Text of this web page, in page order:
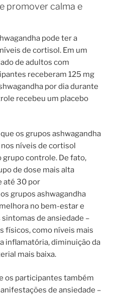
promover calma e
pode ter a
de cortisol. Em um
de adultos com
receberam 125 mg
por dia durante
recebeu um placebo
os grupos ashwagandha
níveis de cortisol
grupo controle. De fato,
de dose mais alta
até 30 por
grupos ashwagandha
no bem-estar e
de ansiedade –
físicos, como níveis mais
inflamatória, diminuição da
mais baixa.
os participantes também
de ansiedade –